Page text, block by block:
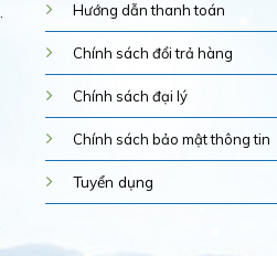
Hướng dẫn thanh toán
Chính sách đổi trả hàng
Chính sách đại lý
Chính sách bảo mật thông tin
Tuyển dụng